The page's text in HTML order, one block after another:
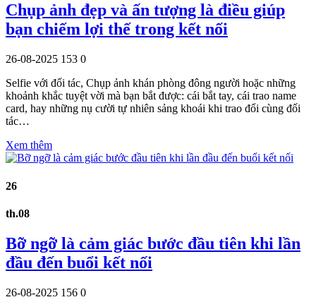
Chụp ảnh đẹp và ấn tượng là điều giúp
bạn chiếm lợi thế trong kết nối
26-08-2025 153 0
Selfie với đối tác, Chụp ảnh khán phòng đông người hoặc những
khoảnh khắc tuyệt vời mà bạn bắt được: cái bắt tay, cái trao name
card, hay những nụ cười tự nhiên sảng khoái khi trao đổi cùng đối
tác…
Xem thêm
26
th.08
Bỡ ngỡ là cảm giác bước đầu tiên khi lần
đầu đến buổi kết nối
26-08-2025 156 0